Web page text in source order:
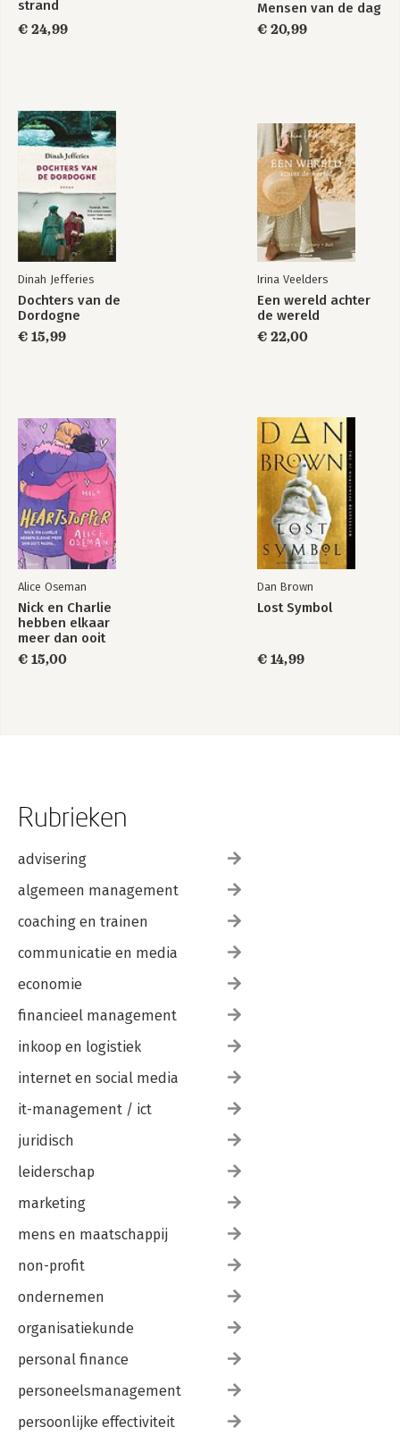
strand
€ 24,99
Mensen van de dag
€ 20,99
Dinah Jefferies
Dochters van de
Dordogne
€ 15,99
Irina Veelders
Een wereld achter
de wereld
€ 22,00
Alice Oseman
Nick en Charlie
hebben elkaar
meer dan ooit
nodig…
€ 15,00
Dan Brown
Lost Symbol
€ 14,99
Rubrieken
advisering
algemeen management
coaching en trainen
communicatie en media
economie
financieel management
inkoop en logistiek
internet en social media
it-management / ict
juridisch
leiderschap
marketing
mens en maatschappij
non-profit
ondernemen
organisatiekunde
personal finance
personeelsmanagement
persoonlijke effectiviteit